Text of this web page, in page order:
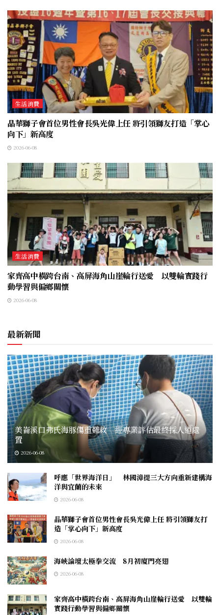
生活消費
晶華獅子會首位男性會長吳光偉上任 將引領獅友打造「掌心
向下」新高度
2026-06-08
生活消費
家齊高中橫跨台南、高屏海角山崖輪行送愛 以雙輪實踐行
動學習與偏鄉關懷
2026-06-08
最新新聞
美崙溪口弗氏海豚傷重難救 經專業評估最終採人道處
置
2026-06-08
呼應「世界海洋日」 林國漳提三大方向重新建構海
洋與宜蘭的未來
2026-06-08
晶華獅子會首位男性會長吳光偉上任 將引領獅友打
造「掌心向下」新高度
2026-06-08
海峽論壇太極拳交流 8月初廈門亮翅
2026-06-08
家齊高中橫跨台南、高屏海角山崖輪行送愛 以雙輪
實踐行動學習與偏鄉關懷